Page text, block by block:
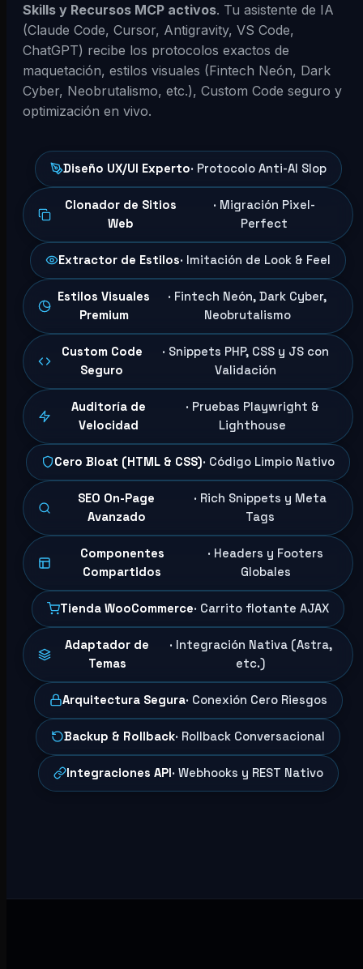
Skills y Recursos MCP activos. Tu asistente de IA
(Claude Code, Cursor, Antigravity, VS Code,
ChatGPT) recibe los protocolos exactos de
maquetación, estilos visuales (Fintech Neón, Dark
Cyber, Neobrutalismo, etc.), Custom Code seguro y
optimización en vivo.
Diseño UX/UI Experto· Protocolo Anti-AI Slop
Clonador de Sitios
Web
· Migración Pixel-
Perfect
Extractor de Estilos· Imitación de Look & Feel
Estilos Visuales
Premium
· Fintech Neón, Dark Cyber,
Neobrutalismo
Custom Code
Seguro
· Snippets PHP, CSS y JS con
Validación
Auditoría de
Velocidad
· Pruebas Playwright &
Lighthouse
Cero Bloat (HTML & CSS)· Código Limpio Nativo
SEO On-Page
Avanzado
· Rich Snippets y Meta
Tags
Componentes
Compartidos
· Headers y Footers
Globales
Tienda WooCommerce· Carrito flotante AJAX
Adaptador de
Temas
· Integración Nativa (Astra,
etc.)
Arquitectura Segura· Conexión Cero Riesgos
Backup & Rollback· Rollback Conversacional
Integraciones API· Webhooks y REST Nativo